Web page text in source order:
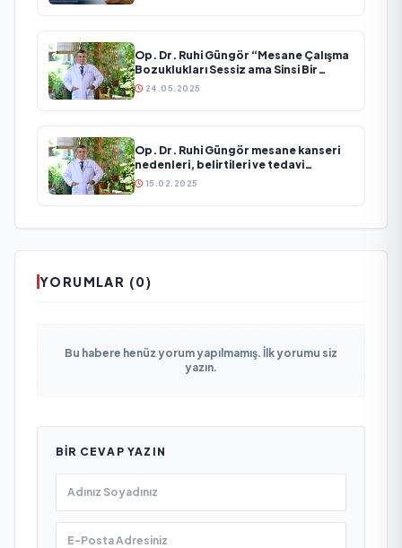
Op. Dr. Ruhi Güngör “Mesane Çalışma
Bozuklukları Sessiz ama Sinsi Bir
Sorun”
24.05.2025
Op. Dr. Ruhi Güngör mesane kanseri
nedenleri, belirtileri ve tedavi
yöntemleri hakkında önemli
15.02.2025
YORUMLAR (0)
Bu habere henüz yorum yapılmamış. İlk yorumu siz
yazın.
BIR CEVAP YAZIN